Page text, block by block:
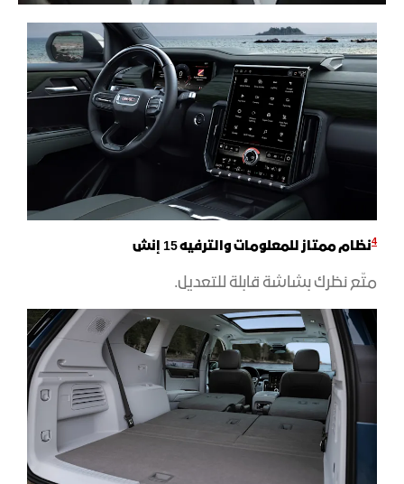
4نظام ممتاز للمعلومات والترفيه 15 إنش
متّع نظرك بشاشة قابلة للتعديل.